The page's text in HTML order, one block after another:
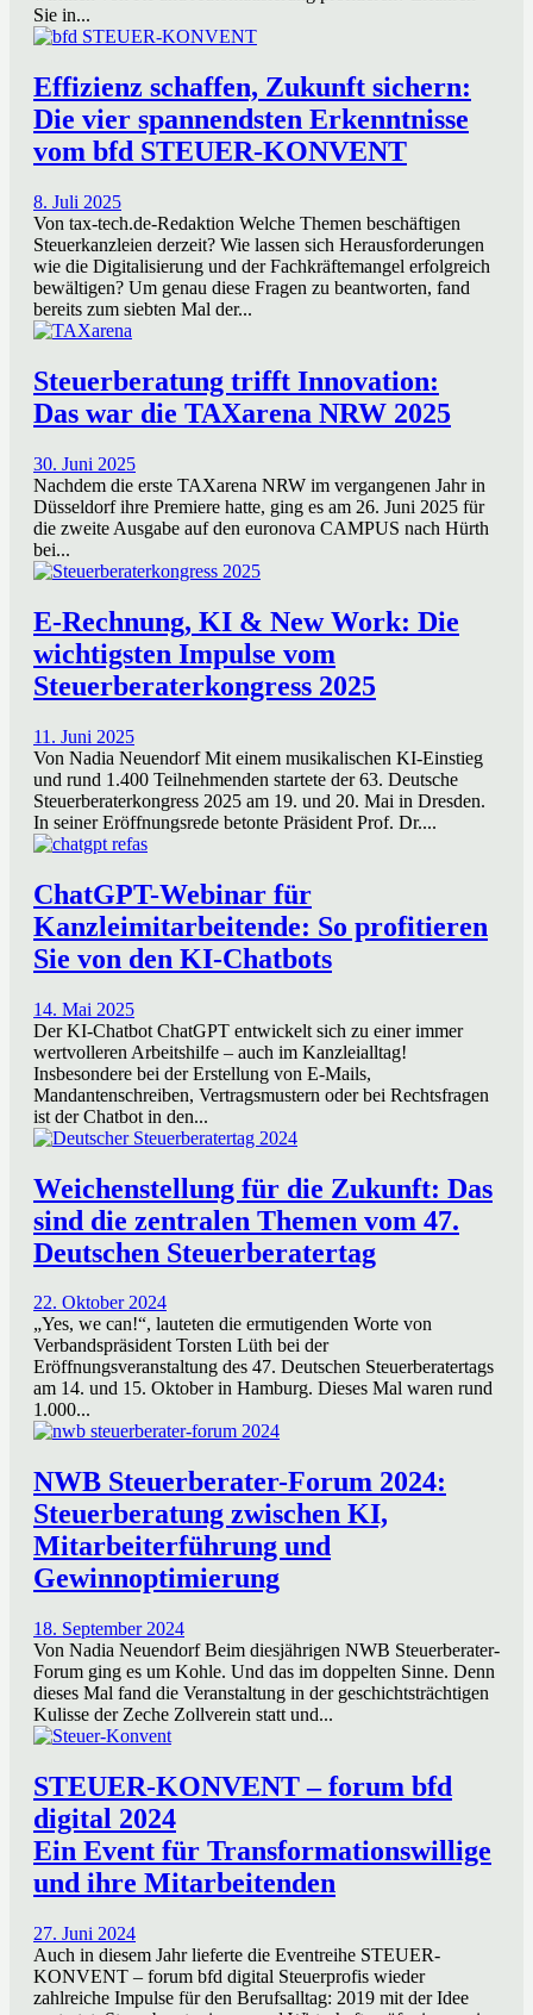
Sie in...
Effizienz schaffen, Zukunft sichern:
Die vier spannendsten Erkenntnisse
vom bfd STEUER-KONVENT
8. Juli 2025
Von tax-tech.de-Redaktion Welche Themen beschäftigen
Steuerkanzleien derzeit? Wie lassen sich Herausforderungen
wie die Digitalisierung und der Fachkräftemangel erfolgreich
bewältigen? Um genau diese Fragen zu beantworten, fand
bereits zum siebten Mal der...
Steuerberatung trifft Innovation:
Das war die TAXarena NRW 2025
30. Juni 2025
Nachdem die erste TAXarena NRW im vergangenen Jahr in
Düsseldorf ihre Premiere hatte, ging es am 26. Juni 2025 für
die zweite Ausgabe auf den euronova CAMPUS nach Hürth
bei...
E-Rechnung, KI & New Work: Die
wichtigsten Impulse vom
Steuerberaterkongress 2025
11. Juni 2025
Von Nadia Neuendorf Mit einem musikalischen KI-Einstieg
und rund 1.400 Teilnehmenden startete der 63. Deutsche
Steuerberaterkongress 2025 am 19. und 20. Mai in Dresden.
In seiner Eröffnungsrede betonte Präsident Prof. Dr....
ChatGPT-Webinar für
Kanzleimitarbeitende: So profitieren
Sie von den KI-Chatbots
14. Mai 2025
Der KI-Chatbot ChatGPT entwickelt sich zu einer immer
wertvolleren Arbeitshilfe – auch im Kanzleialltag!
Insbesondere bei der Erstellung von E-Mails,
Mandantenschreiben, Vertragsmustern oder bei Rechtsfragen
ist der Chatbot in den...
Weichenstellung für die Zukunft: Das
sind die zentralen Themen vom 47.
Deutschen Steuerberatertag
22. Oktober 2024
„Yes, we can!“, lauteten die ermutigenden Worte von
Verbandspräsident Torsten Lüth bei der
Eröffnungsveranstaltung des 47. Deutschen Steuerberatertags
am 14. und 15. Oktober in Hamburg. Dieses Mal waren rund
1.000...
NWB Steuerberater-Forum 2024:
Steuerberatung zwischen KI,
Mitarbeiterführung und
Gewinnoptimierung
18. September 2024
Von Nadia Neuendorf Beim diesjährigen NWB Steuerberater-
Forum ging es um Kohle. Und das im doppelten Sinne. Denn
dieses Mal fand die Veranstaltung in der geschichtsträchtigen
Kulisse der Zeche Zollverein statt und...
STEUER-KONVENT – forum bfd
digital 2024
Ein Event für Transformationswillige
und ihre Mitarbeitenden
27. Juni 2024
Auch in diesem Jahr lieferte die Eventreihe STEUER-
KONVENT – forum bfd digital Steuerprofis wieder
zahlreiche Impulse für den Berufsalltag: 2019 mit der Idee